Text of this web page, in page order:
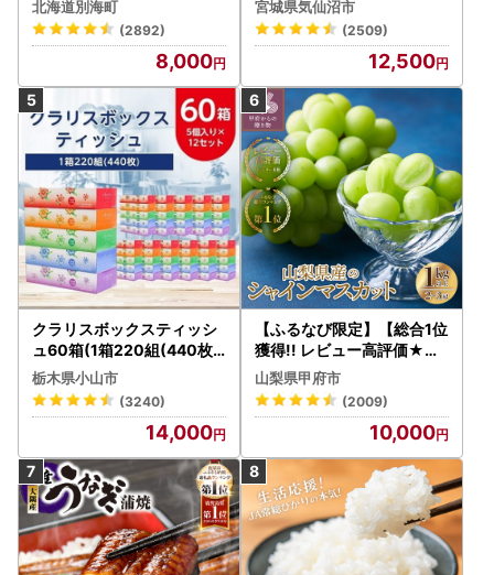
冷凍 ）
北海道別海町
(2892)
8,000
宮城県気仙沼市
(2509)
12,500
クラリスボックスティッシ
ュ60箱(1箱220組(440枚))
(5個入り×12セット)【配送
不可地域：離島・沖縄県】
【1256759】
栃木県小山市
(3240)
14,000
【ふるなび限定】【総合1位
獲得!! レビュー高評価★】
〈2026年度配送分〉山梨
県産 シャインマスカット 2
～3房（1.0kg以上）シャイ
ン フルーツ FN-Limited-S
P
山梨県甲府市
(2009)
10,000